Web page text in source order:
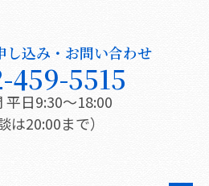
し込み・お問い合わせ
459-5515
平日9:30〜18:00
は20:00まで）